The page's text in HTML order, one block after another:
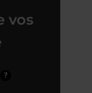
vos
?